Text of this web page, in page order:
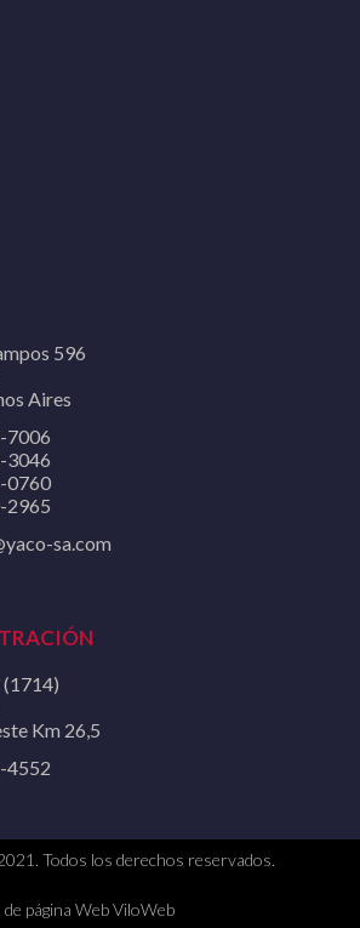
596
Aires
7006
3046
0760
2965
sa.com
(1714)
Km 26,5
4552
Todos los derechos reservados.
página Web ViloWeb